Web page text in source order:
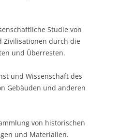
Studie von
Zivilisationen durch die
und Überresten.
Wissenschaft des
Gebäuden und anderen
von historischen
und Materialien.